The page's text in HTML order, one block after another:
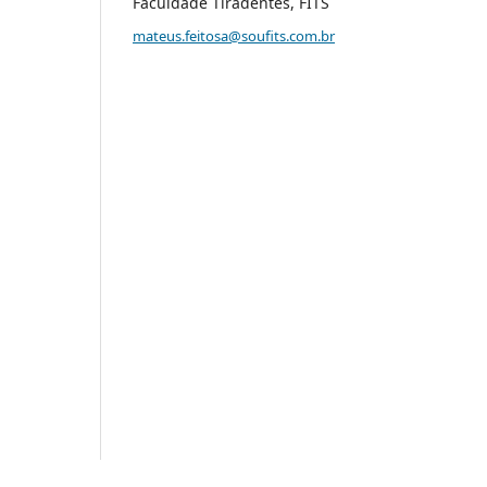
mateus.feitosa@soufits.com.br